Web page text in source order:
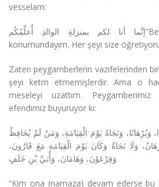
vesselam:
إنَّما أنا لكم بمنزلةِ الوالدِ أُعلِّمُكُم“Ben sizin ananız-babanız
konumundayım. Her şeyi size
Zaten peygamberlerin vazifelerinden
şeyi ketm etmemişlerdir. Ama o
meseleyi uzattım. Peygamberimiz
efendimiz buyuruyor ki:
وَنَجَاةً يَوْمَ الْقِيَامَةِ، وَمَنْ لَمْ يُحَافِظْ
وَلَا نَجَاةٌ وَكَانَ يَوْمَ الْقِيَامَةِ مَعَ قَارُونَ،
وَفِرْعَوْنَ، وَهَامَانَ، وَأُبَيِّ بْنِ خَلَفٍ
“Kim ona (namaza) devam ederse bu